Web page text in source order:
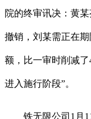
院的终审讯决：黄
撤销，刘某需正在
额，比一审时削减
进入施行阶段”。
铁无限公司1月11